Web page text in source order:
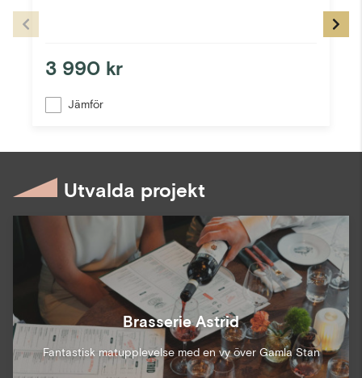
3 990 kr
Jämför
Utvalda projekt
Brasserie Astrid
Fantastisk matupplevelse med en vy över Gamla Stan